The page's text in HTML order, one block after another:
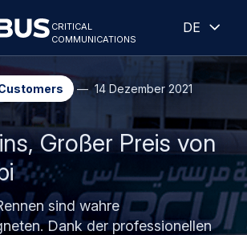
Direkt
zum
Inhalt
Skip
to
search
critical
communications
Deutsch
14 Dezember 2021
Großer Preis von
sind wahre
Dank der professionellen